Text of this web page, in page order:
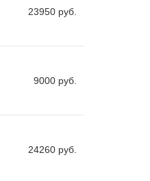
23950руб.
9000руб.
24260 руб.